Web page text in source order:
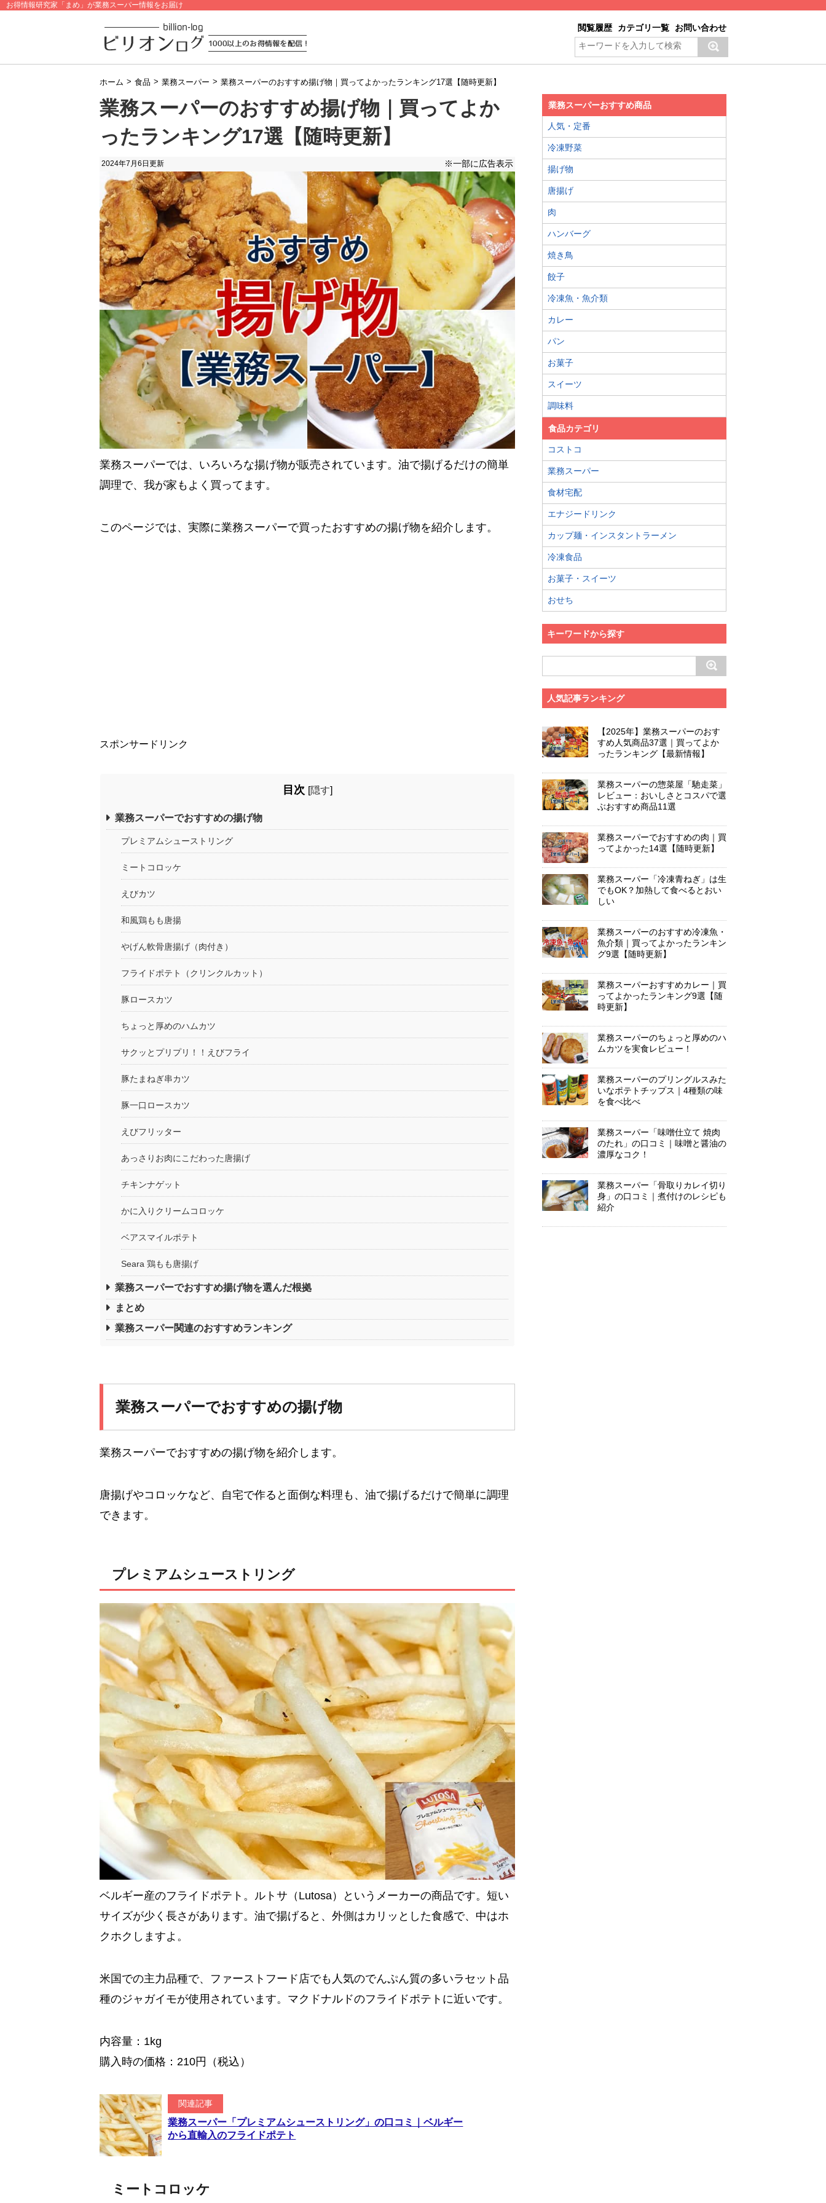
お得情報研究家「まめ」が業務スーパー情報をお届け
閲覧履歴 カテゴリ一覧 お問い合わせ
ホーム > 食品 > 業務スーパー > 業務スーパーのおすすめ揚げ物｜買ってよかったランキング17選【随時更新】
業務スーパーのおすすめ揚げ物｜買ってよか
ったランキング17選【随時更新】
2024年7月6日 更新 ※一部に広告表示
業務スーパーでは、いろいろな揚げ物が販売されています。油で揚げるだけの簡単
調理で、我が家もよく買ってます。
このページでは、実際に業務スーパーで買ったおすすめの揚げ物を紹介します。
スポンサードリンク
目次 [隠す]
業務スーパーでおすすめの揚げ物
プレミアムシューストリング
ミートコロッケ
えびカツ
和風鶏もも唐揚
やげん軟骨唐揚げ（肉付き）
フライドポテト（クリンクルカット）
豚ロースカツ
ちょっと厚めのハムカツ
サクッとプリプリ！！えびフライ
豚たまねぎ串カツ
豚一口ロースカツ
えびフリッター
あっさりお肉にこだわった唐揚げ
チキンナゲット
かに入りクリームコロッケ
ベアスマイルポテト
Seara 鶏もも唐揚げ
業務スーパーでおすすめ揚げ物を選んだ根拠
まとめ
業務スーパー関連のおすすめランキング
業務スーパーでおすすめの揚げ物
業務スーパーでおすすめの揚げ物を紹介します。
唐揚げやコロッケなど、自宅で作ると面倒な料理も、油で揚げるだけで簡単に調理
できます。
プレミアムシューストリング
ベルギー産のフライドポテト。ルトサ（Lutosa）というメーカーの商品です。短い
サイズが少く長さがあります。油で揚げると、外側はカリッとした食感で、中はホ
クホクしますよ。
米国での主力品種で、ファーストフード店でも人気のでんぷん質の多いラセット品
種のジャガイモが使用されています。マクドナルドのフライドポテトに近いです。
内容量：1kg
購入時の価格：210円（税込）
関連記事
業務スーパー「プレミアムシューストリング」の口コミ｜ベルギー
から直輸入のフライドポテト
ミートコロッケ
業務スーパーおすすめ商品
人気・定番
冷凍野菜
揚げ物
唐揚げ
肉
ハンバーグ
焼き鳥
餃子
冷凍魚・魚介類
カレー
パン
お菓子
スイーツ
調味料
食品カテゴリ
コストコ
業務スーパー
食材宅配
エナジードリンク
カップ麺・インスタントラーメン
冷凍食品
お菓子・スイーツ
おせち
キーワードから探す
人気記事ランキング
【2025年】業務スーパーのおす
すめ人気商品37選｜買ってよか
ったランキング【最新情報】
業務スーパーの惣菜屋「馳走菜」
レビュー：おいしさとコスパで選
ぶおすすめ商品11選
業務スーパーでおすすめの肉｜買
ってよかった14選【随時更新】
業務スーパー「冷凍青ねぎ」は生
でもOK？加熱して食べるとおい
しい
業務スーパーのおすすめ冷凍魚・
魚介類｜買ってよかったランキン
グ9選【随時更新】
業務スーパーおすすめカレー｜買
ってよかったランキング9選【随
時更新】
業務スーパーのちょっと厚めのハ
ムカツを実食レビュー！
業務スーパーのプリングルスみた
いなポテトチップス｜4種類の味
を食べ比べ
業務スーパー「味噌仕立て 焼肉
のたれ」の口コミ｜味噌と醤油の
濃厚なコク！
業務スーパー「骨取りカレイ切り
身」の口コミ｜煮付けのレシピも
紹介